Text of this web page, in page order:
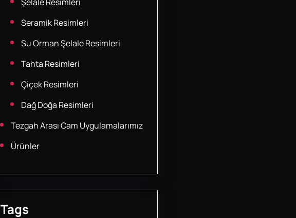
Seramik Resimleri
Su Orman Şelale Resimleri
Tahta Resimleri
Çiçek Resimleri
Dağ Doğa Resimleri
Tezgah Arası Cam Uygulamalarımız
Ürünler
Tags